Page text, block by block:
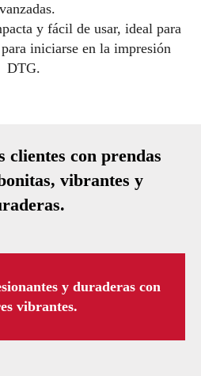
y fácil de usar, ideal para
iniciarse en la impresión
DTG.
clientes con prendas
vibrantes y
y duraderas con
vibrantes.